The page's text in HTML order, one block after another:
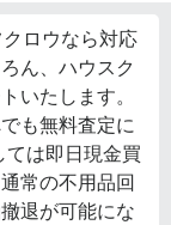
ロウなら対応
ん、ハウスク
いたします。
も無料査定に
は即日現金買
常の不用品回
退が可能にな